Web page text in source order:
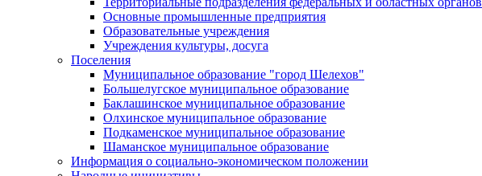
Основные промышленные предприятия
Образовательные учреждения
Учреждения культуры, досуга
Поселения
Муниципальное образование "город Шелехов"
Большелугское муниципальное образование
Баклашинское муниципальное образование
Олхинское муниципальное образование
Подкаменское муниципальное образование
Шаманское муниципальное образование
Информация о социально-экономическом положении